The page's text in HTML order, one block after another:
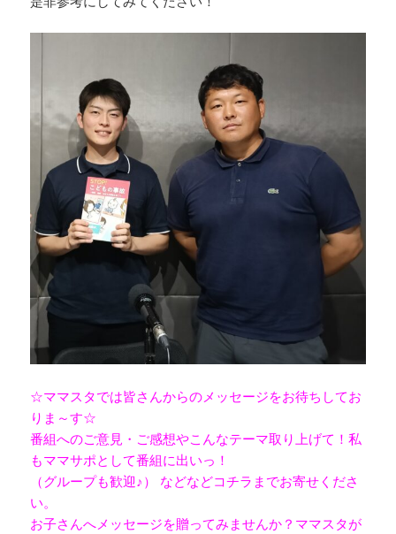
☆ママスタでは皆さんからのメッセージをお待ちしてお
りま～す☆
番組へのご意見・ご感想やこんなテーマ取り上げて！私
もママサポとして番組に出いっ！
（グループも歓迎♪） などなどコチラまでお寄せくださ
い。
お子さんへメッセージを贈ってみませんか？ママスタが